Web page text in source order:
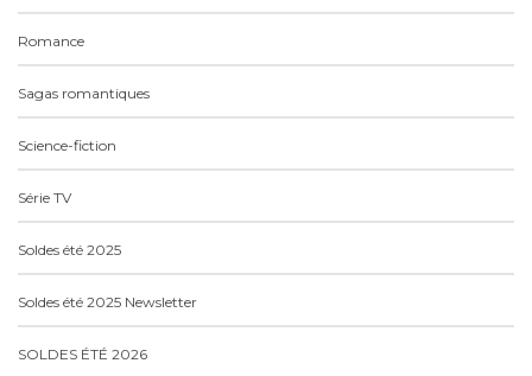
Romance
Sagas romantiques
Science-fiction
Série TV
Soldes été 2025
Soldes été 2025 Newsletter
SOLDES ÉTÉ 2026